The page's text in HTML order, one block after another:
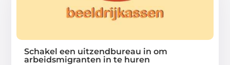
Schakel een uitzendbureau in om
arbeidsmigranten in te huren